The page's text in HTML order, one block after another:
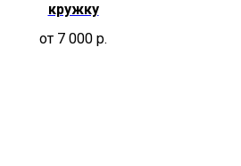
кружку
от 7 000 р.